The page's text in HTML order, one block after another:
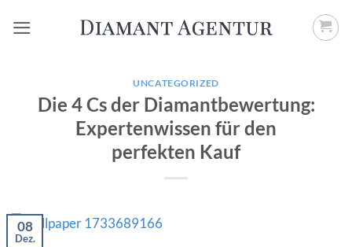
Inhalt
UNCATEGORIZED
Die 4 Cs der Diamantbewertung:
Expertenwissen für den
perfekten Kauf
08
Dez.